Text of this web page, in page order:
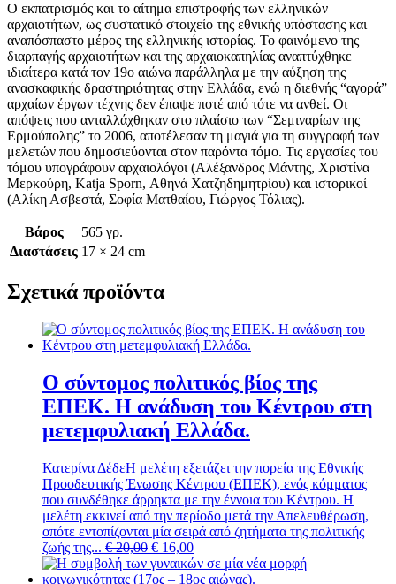
Ο εκπατρισμός και το αίτημα επιστροφής των ελληνικών
αρχαιοτήτων, ως συστατικό στοιχείο της εθνικής υπόστασης και
αναπόσπαστο μέρος της ελληνικής ιστορίας. Το φαινόμενο της
διαρπαγής αρχαιοτήτων και της αρχαιοκαπηλίας αναπτύχθηκε
ιδιαίτερα κατά τον 19ο αιώνα παράλληλα με την αύξηση της
ανασκαφικής δραστηριότητας στην Ελλάδα, ενώ η διεθνής “αγορά”
αρχαίων έργων τέχνης δεν έπαψε ποτέ από τότε να ανθεί. Οι
απόψεις που ανταλλάχθηκαν στο πλαίσιο των “Σεμιναρίων της
Ερμούπολης” το 2006, αποτέλεσαν τη μαγιά για τη συγγραφή των
μελετών που δημοσιεύονται στον παρόντα τόμο. Τις εργασίες του
τόμου υπογράφουν αρχαιολόγοι (Αλέξανδρος Μάντης, Χριστίνα
Μερκούρη, Katja Sporn, Αθηνά Χατζηδημητρίου) και ιστορικοί
(Αλίκη Ασβεστά, Σοφία Ματθαίου, Γιώργος Τόλιας).
Βάρος
565 γρ.
Διαστάσεις 17 × 24 cm
Σχετικά προϊόντα
Ο σύντομος πολιτικός βίος της
ΕΠΕΚ. Η ανάδυση του Κέντρου στη
μετεμφυλιακή Ελλάδα.
Κατερίνα ΔέδεΗ μελέτη εξετάζει την πορεία της Εθνικής
Προοδευτικής Ένωσης Κέντρου (ΕΠΕΚ), ενός κόμματος
που συνδέθηκε άρρηκτα με την έννοια του Κέντρου. Η
μελέτη εκκινεί από την περίοδο μετά την Απελευθέρωση,
οπότε εντοπίζονται μία σειρά από ζητήματα της πολιτικής
ζωής της... €20,00 Original
price
was:
€ 16,00Η
τρέχουσα
τιμή